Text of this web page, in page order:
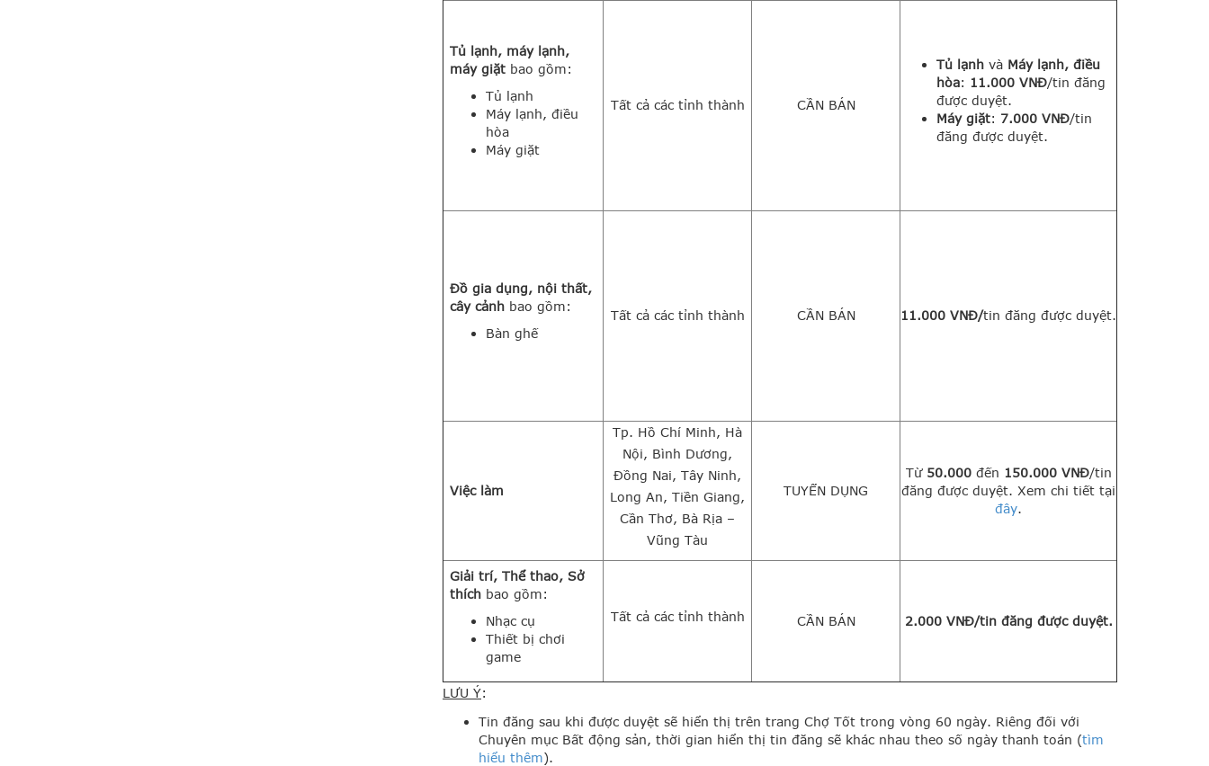
Tủ lạnh, máy lạnh,
máy giặt bao gồm:
Tủ lạnh
Máy lạnh, điều
hòa
Máy giặt
Tất cả các tỉnh thành CẦN BÁN
Tủ lạnh và Máy lạnh, điều
hòa: 11.000 VNĐ/tin đăng
được duyệt.
Máy giặt: 7.000 VNĐ/tin
đăng được duyệt.
Đồ gia dụng, nội thất,
cây cảnh bao gồm:
Bàn ghế
Tất cả các tỉnh thành CẦN BÁN 11.000 VNĐ/tin đăng được duyệt.
Việc làm
Tp. Hồ Chí Minh, Hà
Nội, Bình Dương,
Đồng Nai, Tây Ninh,
Long An, Tiền Giang,
Cần Thơ, Bà Rịa –
Vũng Tàu
TUYỂN DỤNG
Từ 50.000 đến 150.000 VNĐ/tin
đăng được duyệt. Xem chi tiết tại
đây.
Giải trí, Thể thao, Sở
thích bao gồm:
Nhạc cụ
Thiết bị chơi
game
Tất cả các tỉnh thành CẦN BÁN 2.000 VNĐ/tin đăng được duyệt.
LƯU Ý:
Tin đăng sau khi được duyệt sẽ hiển thị trên trang Chợ Tốt trong vòng 60 ngày. Riêng đối với
Chuyên mục Bất động sản, thời gian hiển thị tin đăng sẽ khác nhau theo số ngày thanh toán (tìm
hiểu thêm).